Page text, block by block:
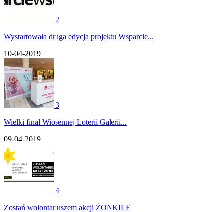
2
Wystartowała druga edycja projektu Wsparcie...
10-04-2019
3
Wielki finał Wiosennej Loterii Galerii...
09-04-2019
4
Zostań wolontariuszem akcji ŻONKILE